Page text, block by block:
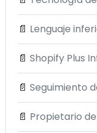
📄 Lenguaje
📄 Shopify Plus
📄 Seguimiento
📄 Propietario